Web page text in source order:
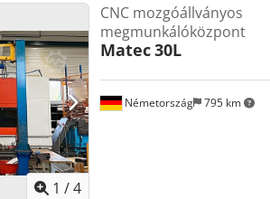
1 /4
Németország 795 km
CNC mozgóállványos
megmunkálóközpont
Matec30L